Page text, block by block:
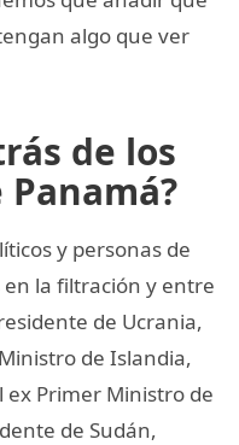
algo que ver
de los
y personas de
la filtración y entre
de Ucrania,
de Islandia,
Primer Ministro de
de Sudán,